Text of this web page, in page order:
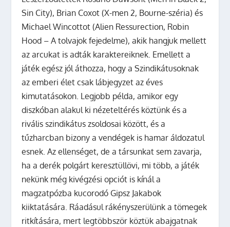
Sin City), Brian Coxot (X-men 2, Bourne-széria) és
Michael Wincottot (Alien Ressurection, Robin
Hood – A tolvajok fejedelme), akik hangjuk mellett
az arcukat is adták karaktereiknek. Emellett a
játék egész jól áthozza, hogy a Szindikátusoknak
az emberi élet csak lábjegyzet az éves
kimutatásokon. Legjobb példa, amikor egy
diszkóban alakul ki nézeteltérés köztünk és a
rivális szindikátus zsoldosai között, és a
tűzharcban bizony a vendégek is hamar áldozatul
esnek. Az ellenséget, de a társunkat sem zavarja,
ha a derék polgárt keresztüllövi, mi több, a játék
nekünk még kivégzési opciót is kínál a
magzatpózba kucorodó Gipsz Jakabok
kiiktatására. Ráadásul rákényszerülünk a tömegek
ritkítására, mert legtöbbször köztük abajgatnak